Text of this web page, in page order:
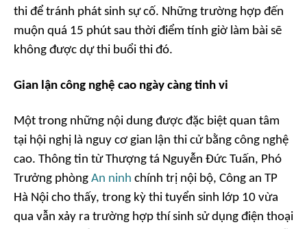
thi để tránh phát sinh sự cố. Những trường hợp đến
muộn quá 15 phút sau thời điểm tính giờ làm bài sẽ
không được dự thi buổi thi đó.
Gian lận công nghệ cao ngày càng tinh vi
Một trong những nội dung được đặc biệt quan tâm
tại hội nghị là nguy cơ gian lận thi cử bằng công nghệ
cao. Thông tin từ Thượng tá Nguyễn Đức Tuấn, Phó
Trưởng phòng An ninh chính trị nội bộ, Công an TP
Hà Nội cho thấy, trong kỳ thi tuyển sinh lớp 10 vừa
qua vẫn xảy ra trường hợp thí sinh sử dụng điện thoại